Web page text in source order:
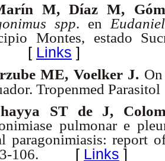
M, Díaz M,
spp. en
Montes, estado
[ Links ]
ME, Voelker J.
Tropenmed
ST de J,
pulmonar e
paragonimiasis: report
106.
[ Links ]